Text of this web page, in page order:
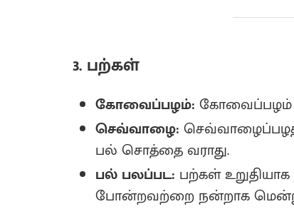
3. பற்கள்
கோவைப்பழம்: கோவைப்பழம்
செவ்வாழை:
பல் சொத்தை வராது‌.
பல் பலப்பட: பற்கள்
போன்றவற்றை நன்றாக